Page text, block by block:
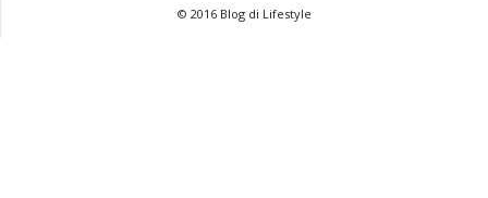
© 2016 Blog di Lifestyle